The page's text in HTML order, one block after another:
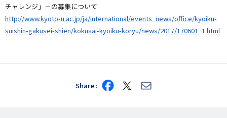
チャレンジ」－の募集について
http://www.kyoto-u.ac.jp/ja/international/events_news/office/kyoiku-
suishin-gakusei-shien/kokusai-kyoiku-koryu/news/2017/170601_1.html
Share Share
on
Share
on
Share
via